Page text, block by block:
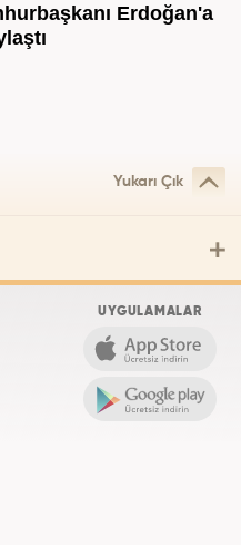
Erdoğan'a
Yukarı Çık
UYGULAMALAR